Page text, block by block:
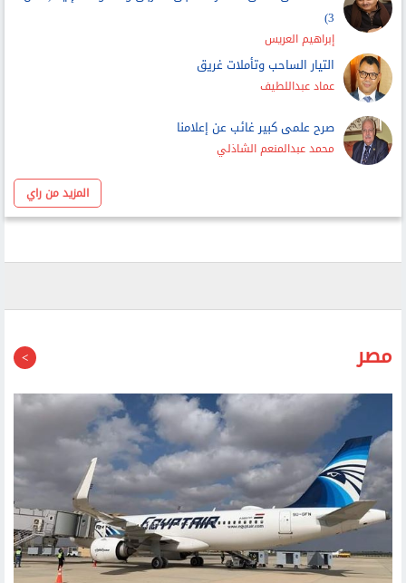
تأملات فى معنى العصر الذهبى العربى و«العودة» إليه (1 من
3)
إبراهيم العريس
التيار الساحب وتأملات غريق
عماد عبداللطيف
صرح علمى كبير غائب عن إعلامنا
محمد عبدالمنعم الشاذلي
المزيد من راي
مصر